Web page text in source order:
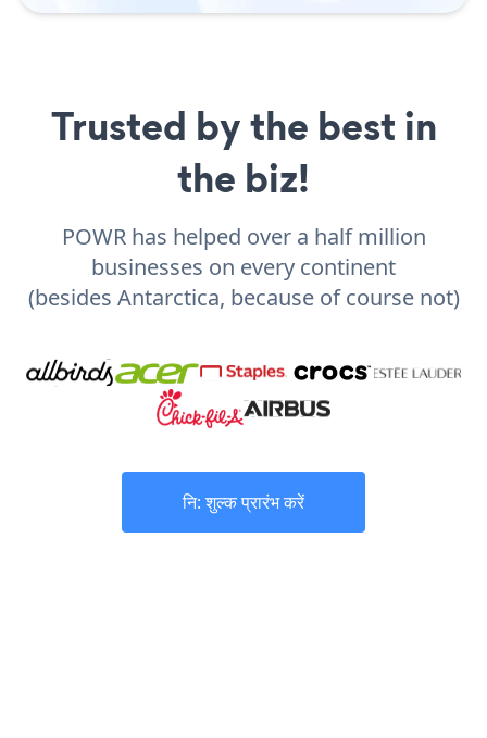
Trusted by the best in
the biz!
POWR has helped over a half million
businesses on every continent
(besides Antarctica, because of course not)
नि: शुल्क प्रारंभ करें